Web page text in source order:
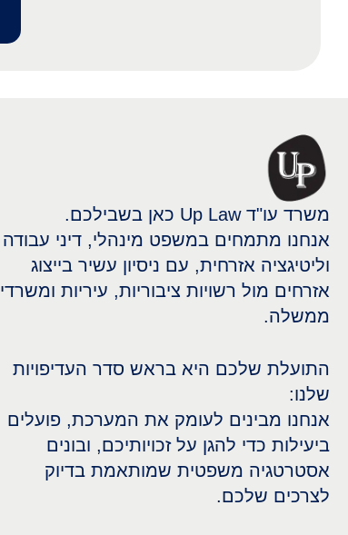
משרד עו"ד Up Law כאן בשבילכם.
אנחנו מתמחים במשפט מינהלי, דיני עבודה
וליטיגציה אזרחית, עם ניסיון עשיר בייצוג
אזרחים מול רשויות ציבוריות, עיריות ומשרדי
ממשלה.
התועלת שלכם היא בראש סדר העדיפויות
שלנו:
אנחנו מבינים לעומק את המערכת, פועלים
ביעילות כדי להגן על זכויותיכם, ובונים
אסטרטגיה משפטית שמותאמת בדיוק
לצרכים שלכם.